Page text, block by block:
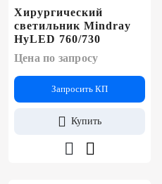
Хирургический
светильник Mindray
HyLED 760/730
Цена по запросу
Запросить КП
Купить